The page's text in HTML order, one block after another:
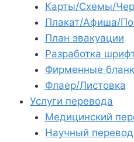
Карты/Схемы/
Плакат/Афиша/
План эвакуации
Разработка
Фирменные
Флаер/Листовка
Услуги перевода
Медицинский
Научный перевод